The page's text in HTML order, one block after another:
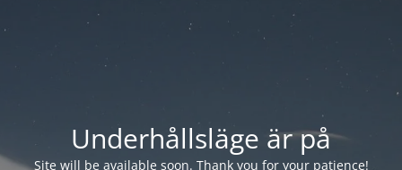
Underhållsläge är på
Site will be available soon. Thank you for your patience!